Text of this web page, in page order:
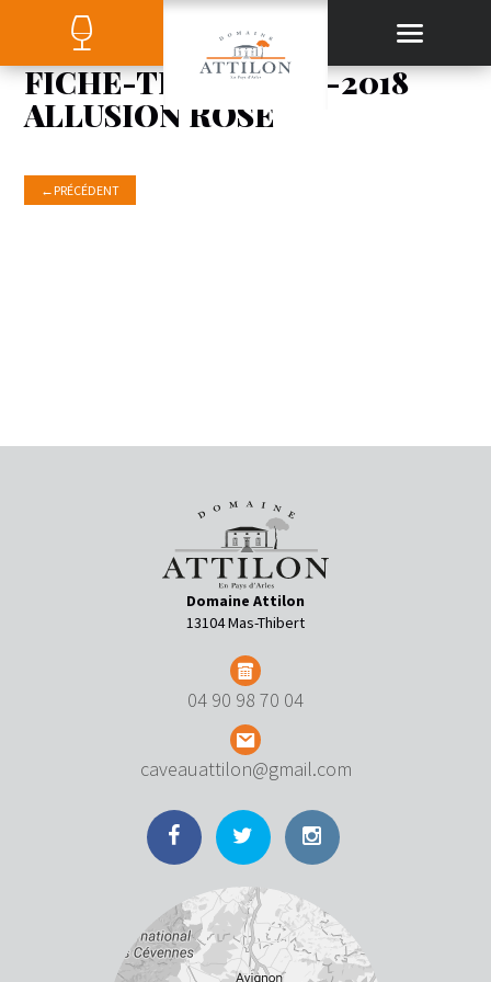
FICHE-TECHNIQUE-2018
ALLUSION ROSÉ
← PRÉCÉDENT
Domaine Attilon
13104 Mas-Thibert
04 90 98 70 04
caveauattilon@gmail.com